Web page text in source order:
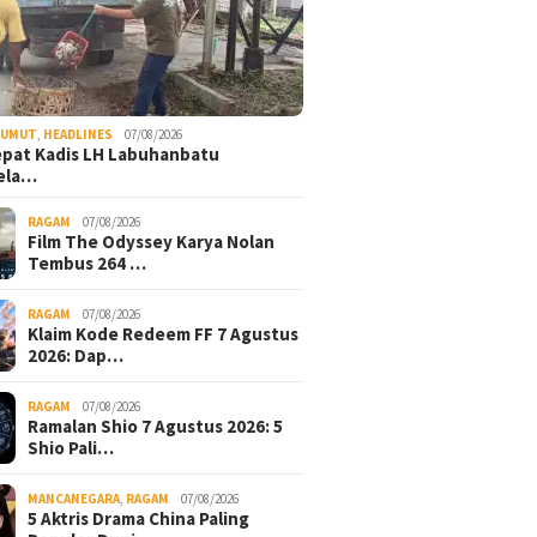
HEADLINES 07/08/2026
Kadis LH Labuhanbatu
RAGAM 07/08/2026
Film The Odyssey Karya Nolan
Tembus 264 …
RAGAM 07/08/2026
Klaim Kode Redeem FF 7 Agustus
2026: Dap…
RAGAM 07/08/2026
Ramalan Shio 7 Agustus 2026: 5
Shio Pali…
MANCANEGARA RAGAM 07/08/2026
5 Aktris Drama China Paling